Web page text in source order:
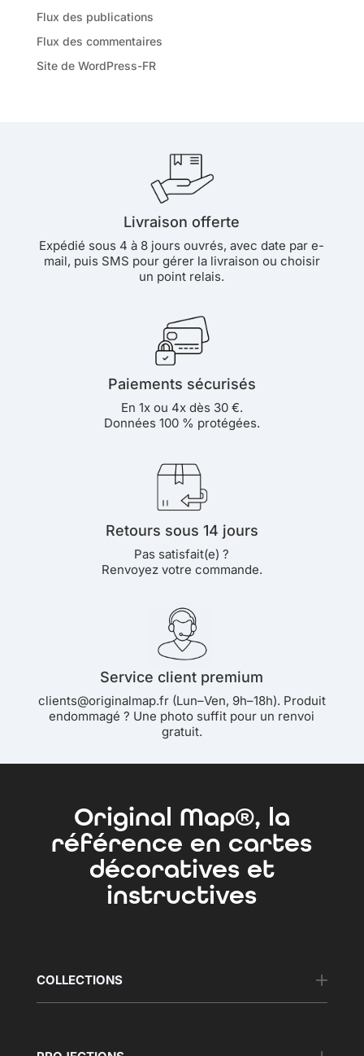
Flux des publications
Flux des commentaires
Site de WordPress-FR
Livraison offerte
Expédié sous 4 à 8 jours ouvrés, avec date par e-
mail, puis SMS pour gérer la livraison ou choisir
un point relais.
Paiements sécurisés
En 1x ou 4x dès 30 €.
Données 100 % protégées.
Retours sous 14 jours
Pas satisfait(e) ?
Renvoyez votre commande.
Service client premium
clients@originalmap.fr (Lun–Ven, 9h–18h). Produit
endommagé ? Une photo suffit pour un renvoi
gratuit.
Original Map®, la
référence en cartes
décoratives et
instructives
COLLECTIONS